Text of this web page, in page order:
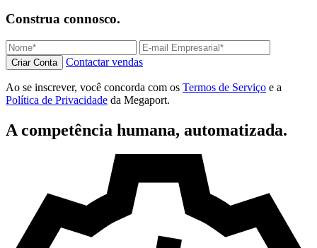
Construa connosco.
Criar Conta Contactar vendas
Ao se inscrever, você concorda com os Termos de Serviço e a
Política de Privacidade da Megaport.
A competência humana, automatizada.